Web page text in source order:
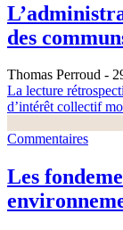
des
Thomas Perroud -
La lecture
d’intérêt collectif
Commentaires
Les